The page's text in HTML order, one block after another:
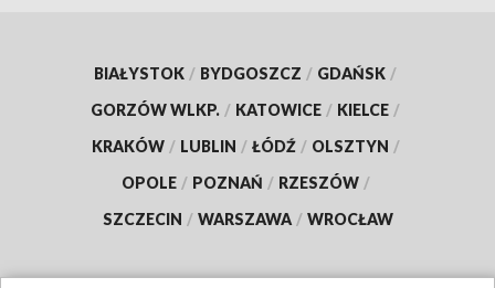
BIAŁYSTOK / BYDGOSZCZ / GDAŃSK /
GORZÓW WLKP. / KATOWICE / KIELCE /
KRAKÓW / LUBLIN / ŁÓDŹ / OLSZTYN /
OPOLE / POZNAŃ / RZESZÓW /
SZCZECIN / WARSZAWA / WROCŁAW